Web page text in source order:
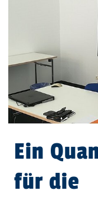
Ein
für die